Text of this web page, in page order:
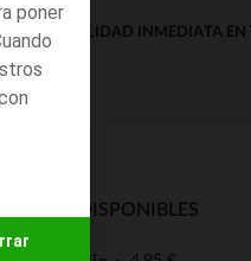
poner
DISPONIBILIDAD INMEDIATA EN
ENVÍO DISPONIBLES